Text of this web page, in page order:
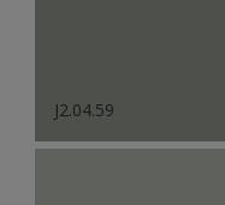
J2.04.59